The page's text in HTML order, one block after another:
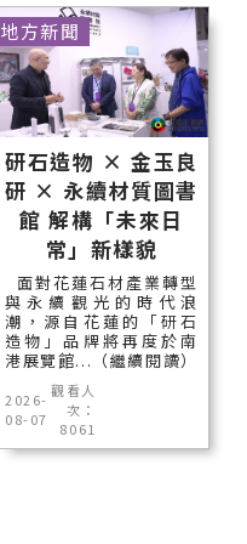
研石造物 × 金玉良
研 × 永續材質圖書
館 解構「未來日
常」新樣貌
面對花蓮石材產業轉型
與永續觀光的時代浪
潮，源自花蓮的「研石
造物」品牌將再度於南
港展覽館...（繼續閱讀）
2026-
08-07
觀看人
次：
8061
地方新聞